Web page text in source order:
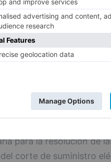
dependientes.
de
de Emergencias
hospitales de
de telefonía.
se ha
para la resolución de
corte de suministro